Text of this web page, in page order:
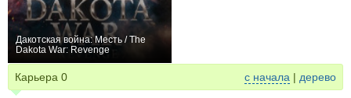
Дакотская война: Месть / The
Dakota War: Revenge
Карьера 0 с начала | дерево